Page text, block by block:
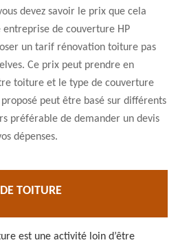
devez savoir le prix que cela
de couverture HP
un tarif rénovation toiture pas
Ce prix peut prendre en
toiture et le type de couverture
peut être basé sur différents
préférable de demander un devis
dépenses.
TOITURE
est une activité loin d’être